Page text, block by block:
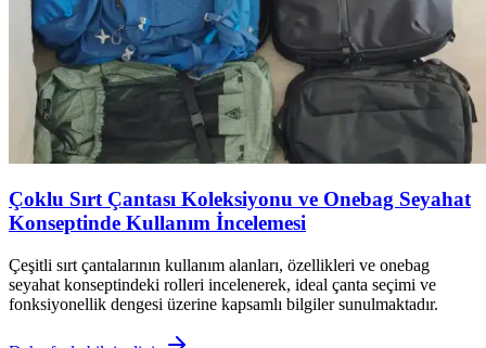
Çoklu Sırt Çantası Koleksiyonu ve Onebag Seyahat
Konseptinde Kullanım İncelemesi
Çeşitli sırt çantalarının kullanım alanları, özellikleri ve onebag
seyahat konseptindeki rolleri incelenerek, ideal çanta seçimi ve
fonksiyonellik dengesi üzerine kapsamlı bilgiler sunulmaktadır.